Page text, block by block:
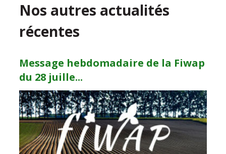
Nos autres actualités
récentes
Message hebdomadaire de la Fiwap
du 28 juille...